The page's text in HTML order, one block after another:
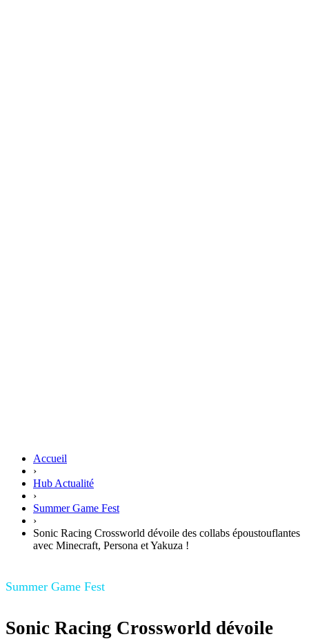
Accueil
›
Hub Actualité
›
Summer Game Fest
›
Sonic Racing Crossworld dévoile des collabs époustouflantes
avec Minecraft, Persona et Yakuza !
Summer Game Fest
Sonic Racing Crossworld dévoile